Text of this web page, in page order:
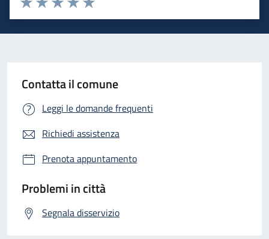
Valuta 5 stelle su 5
Valuta 4 stelle su 5
Valuta 3 stelle su 5
Valuta 2 stelle su 5
Valuta 1 stelle su 5
Contatta il comune
Leggi le domande frequenti
Richiedi assistenza
Prenota appuntamento
Problemi in città
Segnala disservizio